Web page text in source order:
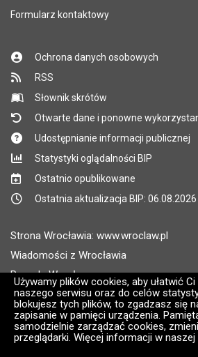
Używamy plików cookies, aby ułatwić
naszego serwisu oraz do celów
blokujesz tych plików, to zgadzasz się
zapisanie w pamięci urządzenia.
samodzielnie zarządzać cookies,
przeglądarki. Więcej informacji w
Formularz kontaktowy
Ochrona danych osobowych
RSS
Słownik skrótów
Otwarte dane i ponowne
Udostępnianie informacji publicznej
Statystyki oglądalności BIP
Ostatnio opublikowane
Ostatnia aktualizacja BIP: 06.08.2026
Strona Wrocławia: www.wroclaw.pl
Wiadomości z Wrocławia
Pogoda Wrocław
Rozkłady jazdy MPK Wrocław
Administratorem wroclaw.pl jest: ARAW
Wersja systemu: 2.8.30.09